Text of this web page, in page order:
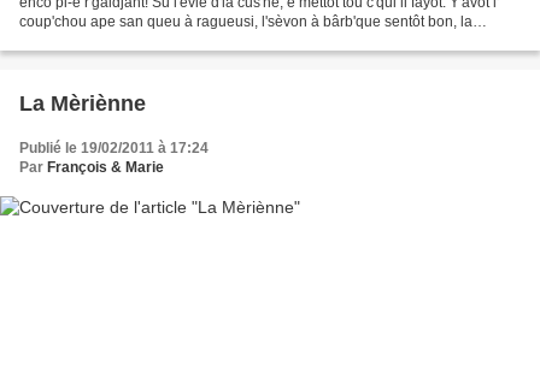
coup'chou ape san queu à ragueusi, l'sèvon à bârb'que sentôt bon, la
La Mèriènne
Publié le 19/02/2011 à 17:24
Par François & Marie